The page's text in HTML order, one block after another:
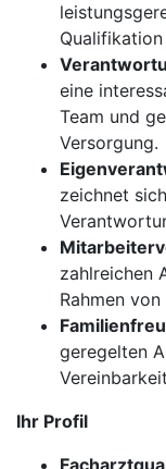
eine
Team und
Versorgung.
zeichnet
zahlreichen
Rahmen
geregelten
Ihr Profil